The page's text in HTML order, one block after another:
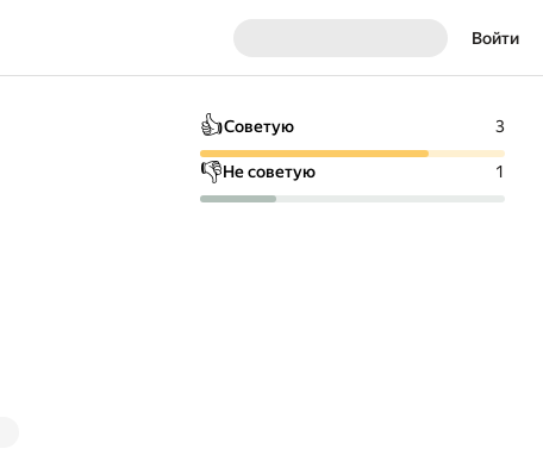
Войти
👍Советую 3
👎Не советую 1